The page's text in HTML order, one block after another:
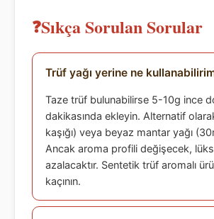
Sıkça Sorulan Sorular
Trüf yağı yerine ne
Taze trüf bulunabilirse 5-10g ince
dakikasında ekleyin. Alternatif
kaşığı) veya beyaz mantar yağı
Ancak aroma profili değişecek,
azalacaktır. Sentetik trüf aromalı
kaçının.